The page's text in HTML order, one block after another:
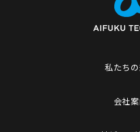
私たち
会社